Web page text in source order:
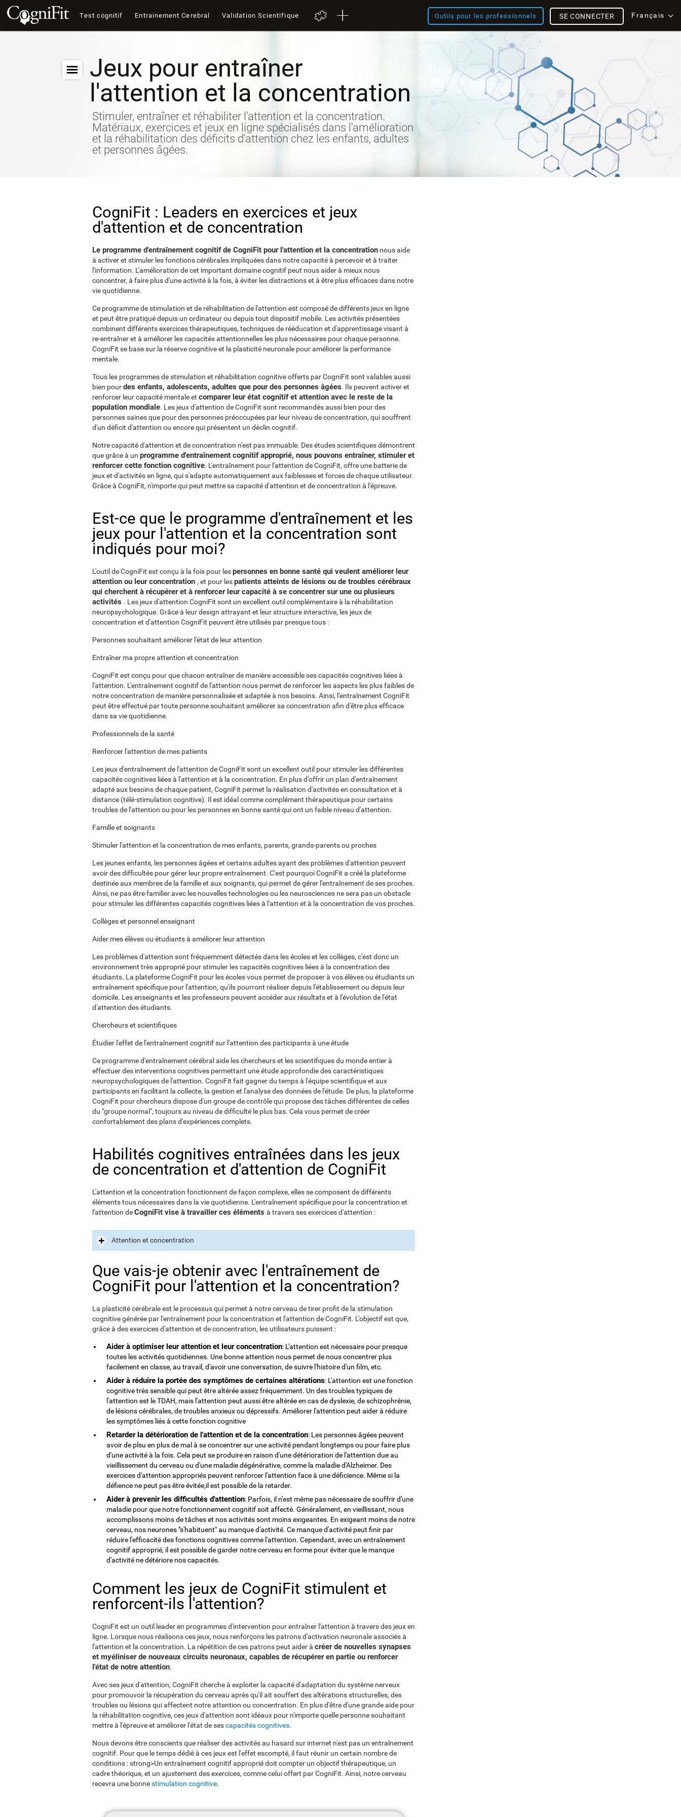
Test cognitif Entrainement Cerebral Validation Scientifique Outils pour les professionnels Français
SE CONNECTER
Jeux pour entraîner
l'attention et la concentration
Stimuler, entraîner et réhabiliter l'attention et la concentration.
Matériaux, exercices et jeux en ligne spécialisés dans l'amélioration
et la réhabilitation des déficits d'attention chez les enfants, adultes
et personnes âgées.
CogniFit : Leaders en exercices et jeux
d'attention et de concentration
Le programme d'entraînement cognitif de CogniFit pour l'attention et la concentration nous aide
à activer et stimuler les fonctions cérébrales impliquées dans notre capacité à percevoir et à traiter
l'information. L'amélioration de cet important domaine cognitif peut nous aider à mieux nous
concentrer, à faire plus d'une activité à la fois, à éviter les distractions et à être plus efficaces dans notre
vie quotidienne.
Ce programme de stimulation et de réhabilitation de l'attention est composé de différents jeux en ligne
et peut être pratiqué depuis un ordinateur ou depuis tout dispositif mobile. Les activités présentées
combinent différents exercices thérapeutiques, techniques de rééducation et d'apprentissage visant à
re-entraîner et à améliorer les capacités attentionnelles les plus nécessaires pour chaque personne.
CogniFit se base sur la réserve cognitive et la plasticité neuronale pour améliorer la performance
mentale.
Tous les programmes de stimulation et réhabilitation cognitive offerts par CogniFit sont valables aussi
bien pourdes enfants, adolescents, adultes que pour des personnes âgées. Ils peuvent activer et
renforcer leur capacité mentale et comparer leur état cognitif et attention avec le reste de la
population mondiale. Les jeux d'attention de CogniFit sont recommandés aussi bien pour des
personnes saines que pour des personnes préoccupées par leur niveau de concentration, qui souffrent
d'un déficit d'attention ou encore qui présentent un déclin cognitif.
Notre capacité d'attention et de concentration n'est pas immuable. Des études scientifiques démontrent
que grâce à un programme d'entraînement cognitif approprié, nous pouvons entraîner, stimuler et
renforcer cette fonction cognitive. L'entraînement pour l'attention de CogniFit, offre une batterie de
jeux et d'activités en ligne, qui s'adapte automatiquement aux faiblesses et forces de chaque utilisateur.
Grâce à CogniFit, n'importe qui peut mettre sa capacité d'attention et de concentration à l'épreuve.
Est-ce que le programme d'entraînement et les
jeux pour l'attention et la concentration sont
indiqués pour moi?
L'outil de CogniFit est conçu à la fois pour lespersonnes en bonne santé qui veulent améliorer leur
attention ou leur concentration , et pour lespatients atteints de lésions ou de troubles cérébraux
qui cherchent à récupérer et à renforcer leur capacité à se concentrer sur une ou plusieurs
activités . Les jeux d'attention CogniFit sont un excellent outil complémentaire à la réhabilitation
neuropsychologique. Grâce à leur design attrayant et leur structure interactive, les jeux de
concentration et d'attention CogniFit peuvent être utilisés par presque tous :
Personnes souhaitant améliorer l'état de leur attention
Entraîner ma propre attention et concentration
CogniFit est conçu pour que chacun entraîner de manière accessible ses capacités cognitives liées à
l'attention. L'entraînement cognitif de l'attention nous permet de renforcer les aspects les plus faibles de
notre concentration de manière personnalisée et adaptée à nos besoins. Ainsi, l'entraînement CogniFit
peut être effectué par toute personne souhaitant améliorer sa concentration afin d'être plus efficace
dans sa vie quotidienne.
Professionnels de la santé
Renforcer l'attention de mes patients
Les jeux d'entraînement de l'attention de CogniFit sont un excellent outil pour stimuler les différentes
capacités cognitives liées à l'attention et à la concentration. En plus d'offrir un plan d'entraînement
adapté aux besoins de chaque patient, CogniFit permet la réalisation d'activités en consultation et à
distance (télé-stimulation cognitive). Il est idéal comme complément thérapeutique pour certains
troubles de l'attention ou pour les personnes en bonne santé qui ont un faible niveau d'attention.
Famille et soignants
Stimuler l'attention et la concentration de mes enfants, parents, grands-parents ou proches
Les jeunes enfants, les personnes âgées et certains adultes ayant des problèmes d'attention peuvent
avoir des difficultés pour gérer leur propre entraînement. C'est pourquoi CogniFit a créé la plateforme
destinée aux membres de la famille et aux soignants, qui permet de gérer l'entraînement de ses proches.
Ainsi, ne pas être familier avec les nouvelles technologies ou les neurosciences ne sera pas un obstacle
pour stimuler les différentes capacités cognitives liées à l'attention et à la concentration de vos proches.
Collèges et personnel enseignant
Aider mes élèves ou étudiants à améliorer leur attention
Les problèmes d'attention sont fréquemment détectés dans les écoles et les collèges, c'est donc un
environnement très approprié pour stimuler les capacités cognitives liées à la concentration des
étudiants. La plateforme CogniFit pour les écoles vous permet de proposer à vos élèves ou étudiants un
entraînement spécifique pour l'attention, qu'ils pourront réaliser depuis l'établissement ou depuis leur
domicile. Les enseignants et les professeurs peuvent accéder aux résultats et à l'évolution de l'état
d'attention des étudiants.
Chercheurs et scientifiques
Étudier l'effet de l'entraînement cognitif sur l'attention des participants à une étude
Ce programme d'entraînement cérébral aide les chercheurs et les scientifiques du monde entier à
effectuer des interventions cognitives permettant une étude approfondie des caractéristiques
neuropsychologiques de l'attention. CogniFit fait gagner du temps à l'équipe scientifique et aux
participants en facilitant la collecte, la gestion et l'analyse des données de l'étude. De plus, la plateforme
CogniFit pour chercheurs dispose d'un groupe de contrôle qui propose des tâches différentes de celles
du "groupe normal", toujours au niveau de difficulté le plus bas. Cela vous permet de créer
confortablement des plans d'expériences complets.
Habilités cognitives entraînées dans les jeux
de concentration et d'attention de CogniFit
L'attention et la concentration fonctionnent de façon complexe, elles se composent de différents
éléments tous nécessaires dans la vie quotidienne. L'entraînement spécifique pour la concentration et
l'attention deCogniFit vise à travailler ces éléments à travers ses exercices d'attention :
Attention et concentration
Que vais-je obtenir avec l'entraînement de
CogniFit pour l'attention et la concentration?
La plasticité cérébrale est le processus qui permet à notre cerveau de tirer profit de la stimulation
cognitive générée par l'entraînement pour la concentration et l'attention de CogniFit. L'objectif est que,
grâce à des exercices d'attention et de concentration, les utilisateurs puissent :
Aider à optimiser leur attention et leur concentration: L'attention est nécessaire pour presque
toutes les activités quotidiennes. Une bonne attention nous permet de nous concentrer plus
facilement en classe, au travail, d'avoir une conversation, de suivre l'histoire d'un film, etc.
Aider à réduire la portée des symptômes de certaines altérations: L'attention est une fonction
cognitive très sensible qui peut être altérée assez fréquemment. Un des troubles typiques de
l'attention est le TDAH, mais l'attention peut aussi être altérée en cas de dyslexie, de schizophrénie,
de lésions cérébrales, de troubles anxieux ou dépressifs. Améliorer l'attention peut aider à réduire
les symptômes liés à cette fonction cognitive
Retarder la détérioration de l'attention et de la concentration: Les personnes âgées peuvent
avoir de plsu en plus de mal à se concentrer sur une activité pendant longtemps ou pour faire plus
d'une activité à la fois. Cela peut se produire en raison d'une détérioration de l'attention due au
vieillissement du cerveau ou d'une maladie dégénérative, comme la maladie d'Alzheimer. Des
exercices d'attention appropriés peuvent renforcer l'attention face à une déficience. Même si la
défience ne peut pas être évitée,il est possible de la retarder.
Aider à prevenir les difficultés d'attention: Parfois, il n'est même pas nécessaire de souffrir d'une
maladie pour que notre fonctionnement cognitif soit affecté. Généralement, en vieillissant, nous
accomplissons moins de tâches et nos activités sont moins exigeantes. En exigeant moins de notre
cerveau, nos neurones "s'habituent" au manque d'activité. Ce manque d'activité peut finir par
réduire l'efficacité des fonctions cognitives comme l'attention. Cependant, avec un entraînement
cognitif approprié, il est possible de garder notre cerveau en forme pour éviter que le manque
d'activité ne détériore nos capacités.
Comment les jeux de CogniFit stimulent et
renforcent-ils l'attention?
CogniFit est un outil leader en programmes d'intervention pour entraîner l'attention à travers des jeux en
ligne. Lorsque nous réalisons ces jeux, nous renforçons les patrons d'activation neuronale associés à
l'attention et la concentration. La répétition de ces patrons peut aider à créer de nouvelles synapses
et myéliniser de nouveaux circuits neuronaux, capables de récupérer en partie ou renforcer
l'état de notre attention.
Avec ses jeux d'attention, CogniFit cherche à exploiter la capacité d'adaptation du système nerveux
pour promouvoir la récupération du cerveau après qu'il ait souffert des altérations structurelles, des
troubles ou lésions qui affectent notre attention ou concentration. En plus d'être d'une grande aide pour
la réhabilitation cognitive, ces jeux d'attention sont idéaux pour n'importe quelle personne souhaitant
mettre à l'épreuve et améliorer l'état de sescapacités cognitives.
Nous devons être conscients que réaliser des activités au hasard sur internet n'est pas un entraînement
cognitif. Pour que le temps dédié à ces jeux est l'effet escompté, il faut réunir un certain nombre de
conditions : strong>Un entraînement cognitif approprié doit compter un objectif thérapeutique, un
cadre théorique, et un ajustement des exercices, comme celui offert par CogniFit. Ainsi, notre cerveau
recevra une bonnestimulation cognitive.